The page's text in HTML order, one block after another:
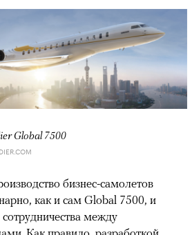
Global 7500
бизнес-самолетов
как и сам Global 7500, и
между